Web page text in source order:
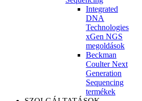
Integrated
DNA
Technologies
xGen NGS
megoldások
Beckman
Coulter Next
Generation
Sequencing
termékek